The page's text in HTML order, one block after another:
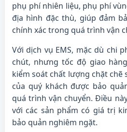
phụ phí nhiên liệu, phụ phí
địa hình đặc thù, giúp đảm
chính xác trong quá trình vận
Với dịch vụ EMS, mặc dù chi
chút, nhưng tốc độ giao
kiểm soát chất lượng chặt chẽ
của quý khách được bảo
quá trình vận chuyển. Điều
với các sản phẩm có giá trị
bảo quản nghiêm ngặt.